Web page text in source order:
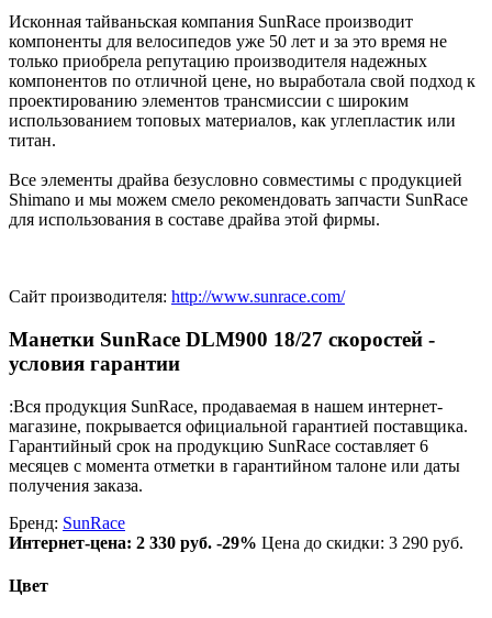
Исконная тайваньская компания SunRace производит
компоненты для велосипедов уже 50 лет и за это время не
только приобрела репутацию производителя надежных
компонентов по отличной цене, но выработала свой подход к
проектированию элементов трансмиссии с широким
использованием топовых материалов, как углепластик или
титан.
Все элементы драйва безусловно совместимы с продукцией
Shimano и мы можем смело рекомендовать запчасти SunRace
для использования в составе драйва этой фирмы.
Сайт производителя: http://www.sunrace.com/
Манетки SunRace DLM900 18/27 скоростей -
условия гарантии
:Вся продукция SunRace, продаваемая в нашем интернет-
магазине, покрывается официальной гарантией поставщика.
Гарантийный срок на продукцию SunRace составляет 6
месяцев с момента отметки в гарантийном талоне или даты
получения заказа.
Бренд: SunRace
Интернет-цена: 2 330 руб. -29% Цена до скидки: 3 290 руб.
Цвет